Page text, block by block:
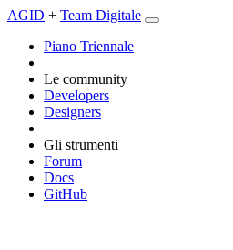
AGID + Team Digitale
Piano Triennale
Le community
Developers
Designers
Gli strumenti
Forum
Docs
GitHub